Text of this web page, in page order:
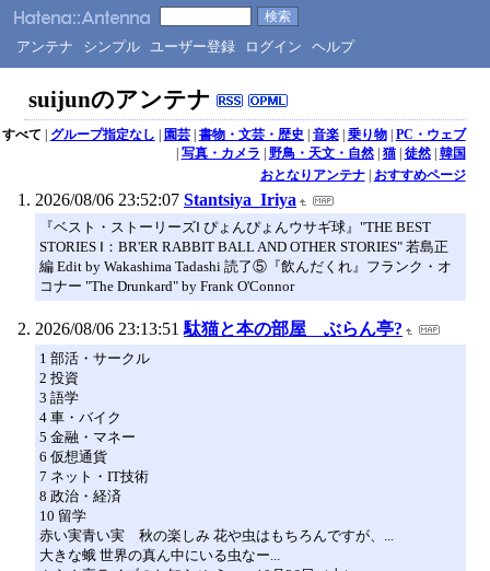
アンテナ シンプル ユーザー登録 ログイン ヘルプ
suijunのアンテナ
すべて | グループ指定なし | 園芸| 書物・文芸・歴史 | 音楽| 乗り物| PC・ウェブ
| 写真・カメラ | 野鳥・天文・自然| 猫| 徒然| 韓国
おとなりアンテナ| おすすめページ
2026/08/06 23:52:07 Stantsiya_Iriya
『ベスト・ストーリーズⅠ ぴょんぴょんウサギ球』"THE BEST
STORIES Ⅰ：BR'ER RABBIT BALL AND OTHER STORIES" 若島正
編 Edit by Wakashima Tadashi 読了⑤『飲んだくれ』フランク・オ
コナー "The Drunkard" by Frank O'Connor
2026/08/06 23:13:51 駄猫と本の部屋 ぶらん亭?
1 部活・サークル
2 投資
3 語学
4 車・バイク
5 金融・マネー
6 仮想通貨
7 ネット・IT技術
8 政治・経済
10 留学
赤い実青い実 秋の楽しみ 花や虫はもちろんですが、...
大きな蛾 世界の真ん中にいる虫なー...